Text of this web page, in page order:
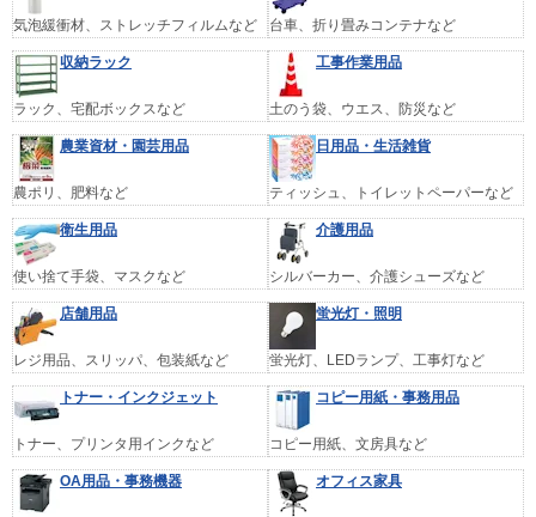
気泡緩衝材、ストレッチフィルムなど 台車、折り畳みコンテナなど
収納ラック
ラック、宅配ボックスなど
工事作業用品
土のう袋、ウエス、防災など
農業資材・園芸用品
農ポリ、肥料など
日用品・生活雑貨
ティッシュ、トイレットペーパーなど
衛生用品
使い捨て手袋、マスクなど
介護用品
シルバーカー、介護シューズなど
店舗用品
レジ用品、スリッパ、包装紙など
蛍光灯・照明
蛍光灯、LEDランプ、工事灯など
トナー・インクジェット
トナー、プリンタ用インクなど
コピー用紙・事務用品
コピー用紙、文房具など
OA用品・事務機器 オフィス家具